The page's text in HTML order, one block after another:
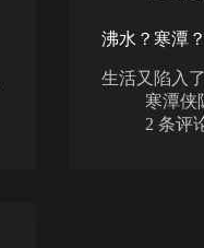
沸水？寒潭？
生活又陷入
寒潭侠
2 条评